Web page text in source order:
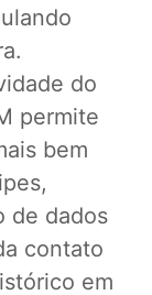
do
permite
bem
de dados
contato
em